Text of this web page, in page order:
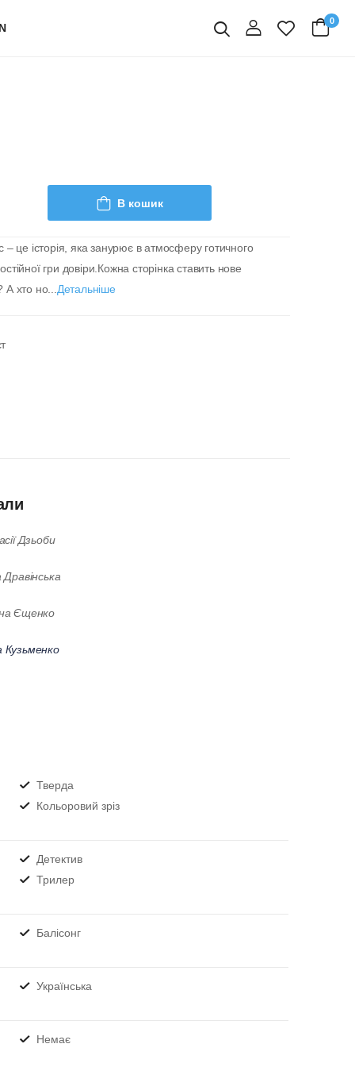
Пошуквхід
0
В кошик
– це історія, яка занурює в атмосферу готичного
гри довіри.Кожна сторінка ставить нове
хто но... Детальніше
Дзьоби
Дравінська
Єщенко
Тверда
Кольоровий зріз
Детектив
Трилер
Балісонг
Українська
Немає